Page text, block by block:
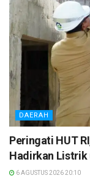
DAERAH
Peringati HUT
Hadirkan Listrik
6 AGUSTUS 2026 20:10